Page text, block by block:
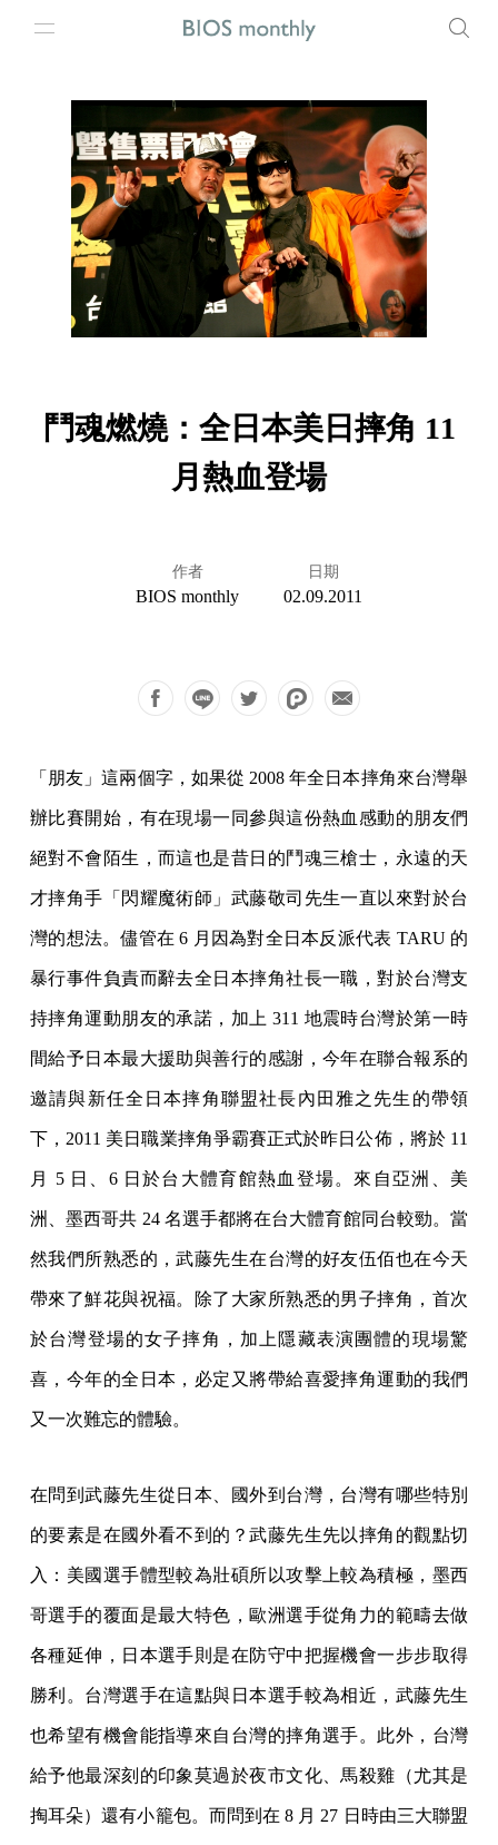
鬥魂燃燒：全日本美日摔角 11
月熱血登場
作者
BIOS monthly
日期
02.09.2011
「朋友」這兩個字，如果從 2008 年全日本摔角來台灣舉
辦比賽開始，有在現場一同參與這份熱血感動的朋友們
絕對不會陌生，而這也是昔日的鬥魂三槍士，永遠的天
才摔角手「閃耀魔術師」武藤敬司先生一直以來對於台
灣的想法。儘管在 6 月因為對全日本反派代表 TARU 的
暴行事件負責而辭去全日本摔角社長一職，對於台灣支
持摔角運動朋友的承諾，加上 311 地震時台灣於第一時
間給予日本最大援助與善行的感謝，今年在聯合報系的
邀請與新任全日本摔角聯盟社長內田雅之先生的帶領
下，2011 美日職業摔角爭霸賽正式於昨日公佈，將於 11
月 5 日、6 日於台大體育館熱血登場。來自亞洲、美
洲、墨西哥共 24 名選手都將在台大體育館同台較勁。當
然我們所熟悉的，武藤先生在台灣的好友伍佰也在今天
帶來了鮮花與祝福。除了大家所熟悉的男子摔角，首次
於台灣登場的女子摔角，加上隱藏表演團體的現場驚
喜，今年的全日本，必定又將帶給喜愛摔角運動的我們
又一次難忘的體驗。
在問到武藤先生從日本、國外到台灣，台灣有哪些特別
的要素是在國外看不到的？武藤先生先以摔角的觀點切
入：美國選手體型較為壯碩所以攻擊上較為積極，墨西
哥選手的覆面是最大特色，歐洲選手從角力的範疇去做
各種延伸，日本選手則是在防守中把握機會一步步取得
勝利。台灣選手在這點與日本選手較為相近，武藤先生
也希望有機會能指導來自台灣的摔角選手。此外，台灣
給予他最深刻的印象莫過於夜市文化、馬殺雞（尤其是
掏耳朵）還有小籠包。而問到在8 月 27 日時由三大聯盟